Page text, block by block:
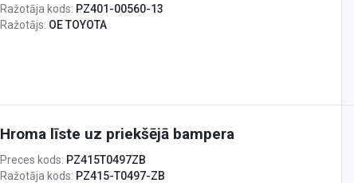
Ražotāja kods: PZ401-00560-13
Ražotājs: OE TOYOTA
Hroma līste uz priekšējā bampera
Preces kods: PZ415T0497ZB
Ražotāja kods: PZ415-T0497-ZB